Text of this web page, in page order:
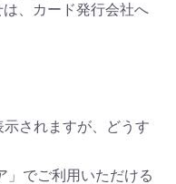
、カード発行会社へ
されますが、どうす
」でご利用いただける